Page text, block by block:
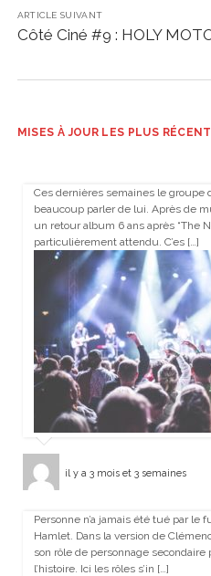
ARTICLE SUIVANT
Côté Ciné #9 : HOLY
MISES À JOUR LES PLUS
Ces dernières semaines le groupe
beaucoup parler de lui. Après de
un retour album 6 ans après “The
particulièrement attendu. C’es […]
il y a 3 mois et 3 semaines
Personne n’a jamais été tué par le
Hamlet. Dans la version de
son rôle de personnage
l’histoire. Ici les rôles s’in […]